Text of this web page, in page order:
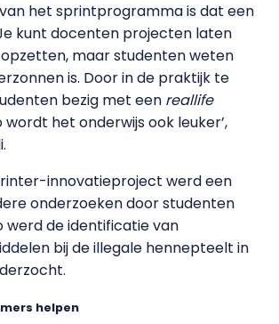
het sprintprogramma is dat een
kunt docenten projecten laten
maar studenten weten
is. Door in de praktijk te
bezig met een reallife
wordt het onderwijs ook leuker’,
innovatieproject werd een
onderzoeken door studenten
werd de identificatie van
bij de illegale hennepteelt in
helpen